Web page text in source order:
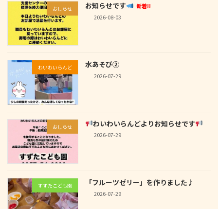
おしらせ お知らせです
新着!!
2026-08-03
わいわいらんど 水あそび②
2026-07-29
おしらせ わいわいらんどよりお知らせです
2026-07-29
すずたこども園 「フルーツゼリー」を作りました♪
2026-07-29